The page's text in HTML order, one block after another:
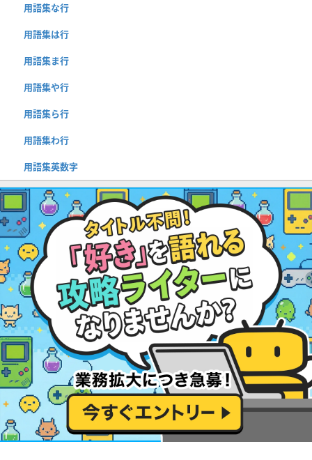
用語集な行
用語集は行
用語集ま行
用語集や行
用語集ら行
用語集わ行
用語集英数字